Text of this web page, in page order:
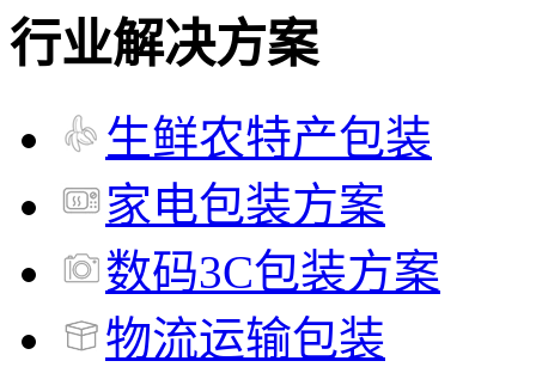
行业解决方案
生鲜农特产包装
家电包装方案
数码3C包装方案
物流运输包装